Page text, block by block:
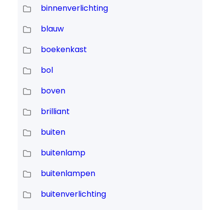
binnenverlichting
blauw
boekenkast
bol
boven
brilliant
buiten
buitenlamp
buitenlampen
buitenverlichting